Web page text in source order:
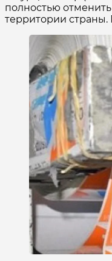
полностью
территории страны.